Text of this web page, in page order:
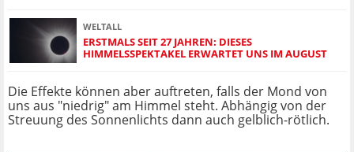
WELTALL
ERSTMALS SEIT 27 JAHREN: DIESES
HIMMELSSPEKTAKEL ERWARTET UNS IM AUGUST
Die Effekte können aber auftreten, falls der Mond von
uns aus "niedrig" am Himmel steht. Abhängig von der
Streuung des Sonnenlichts dann auch gelblich-rötlich.